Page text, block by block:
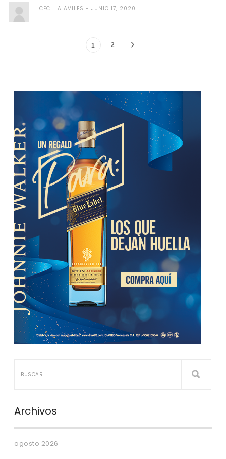
CECILIA AVILES JUNIO 17, 2020
1 2
Archivos
agosto 2026